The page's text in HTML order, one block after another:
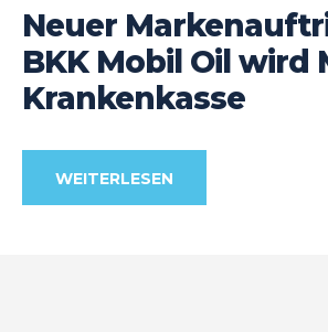
Neuer
BKK Mobil Oil wird
Krankenkasse
WEITERLESEN